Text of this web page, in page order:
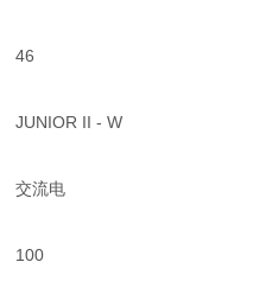
46
JUNIOR II - W
交流电
100